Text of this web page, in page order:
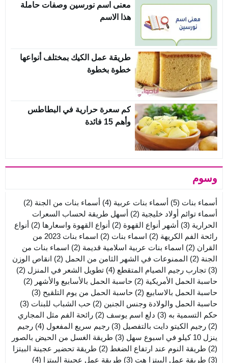
معنى اسم نورسين وصفات حاملة
هذا الاسم
طريقة عمل الكيك بمختلف أنواعها
خطوة بخطوة
كم سعرة حرارية في البطاطس
وأهم 15 فائدة
وسوم
أسماء بنات (5) أسماء بنات عربية (4) أسماء بنات من الجنة (2)
أسماء توائم أولاد خليجية (2)
أسهل طريقة لحساب السعرات
الحرارية (3) أشهر أنواع القهوة (2) أنواع القهوة واسعارها (2)
أنواع
رائحة الفم الكريهة (2) اسماء بنات (2)
اسماء بنات 2023 من
القران (2) اسماء بنات عربية اسلامية قديمة (2)
اسماء بنات من
الجنة (2) الممنوعات في الشهر الثامن من الحمل (2)
انقاص الوزن
(3)
تجارب رجيم الصيام المتقطع (4) تطويل الشعر في المنزل (2)
حاسبة الحمل الأمريكية (2) حاسبة الحمل بالأسابيع والأشهر (2)
حاسبة الحمل بالاسابيع (2) حاسبة الحمل من يوم التلقيح (3)
حاسبة الحمل والولادة وجنس الجنين (2) حب الشباب للبنات (3)
حكم التسمية به (3) دلع اسم يوسف (2)
رائحة الفم مثل المجاري
(2)
رجيم الكيتو دايت بالتفصيل (3) رجيم سريع المفعول (4)
رجيم
ينزل 10 كيلو في اسبوع سهل
(3)
طريقة الغسل من الحيض بالصور
(2)
طريقة النوم عند ارتفاع الضغط (2)
طريقة تحضير عجينة البيتزا
(3)
طريقة عمل البيتزا هت (3) طريقة عمل عجينة البيتزا (4)